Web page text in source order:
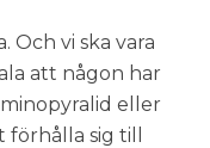
Och vi ska vara
att någon har
eller
sig till